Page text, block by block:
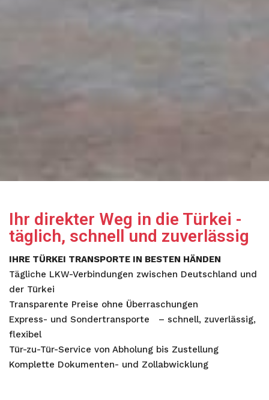
Ihr direkter Weg in die Türkei -
täglich, schnell und zuverlässig
IHRE TÜRKEI TRANSPORTE IN BESTEN HÄNDEN
Tägliche LKW-Verbindungen zwischen Deutschland und
der Türkei
Transparente Preise ohne Überraschungen
Express- und Sondertransporte
– schnell, zuverlässig,
flexibel
Tür-zu-Tür-Service von Abholung bis Zustellung
Komplette Dokumenten- und Zollabwicklung